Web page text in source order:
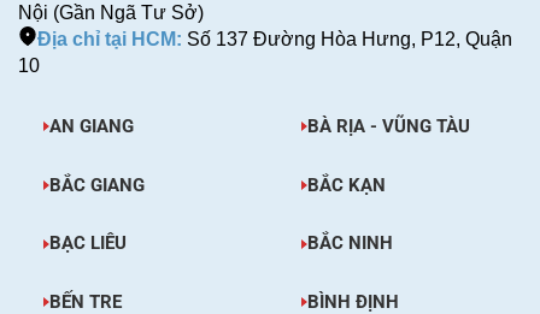
Nội (Gần Ngã Tư Sở)
Địa chỉ tại HCM: Số 137 Đường Hòa Hưng, P12, Quận
10
AN GIANG BÀ RỊA - VŨNG TÀU
BẮC GIANG BẮC KẠN
BẠC LIÊU BẮC NINH
BẾN TRE BÌNH ĐỊNH